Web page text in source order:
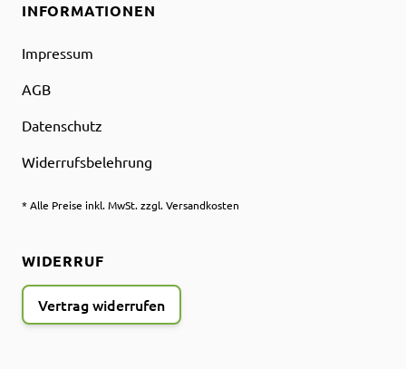
INFORMATIONEN
Impressum
AGB
Datenschutz
Widerrufsbelehrung
* Alle Preise inkl. MwSt. zzgl. Versandkosten
WIDERRUF
Vertrag widerrufen